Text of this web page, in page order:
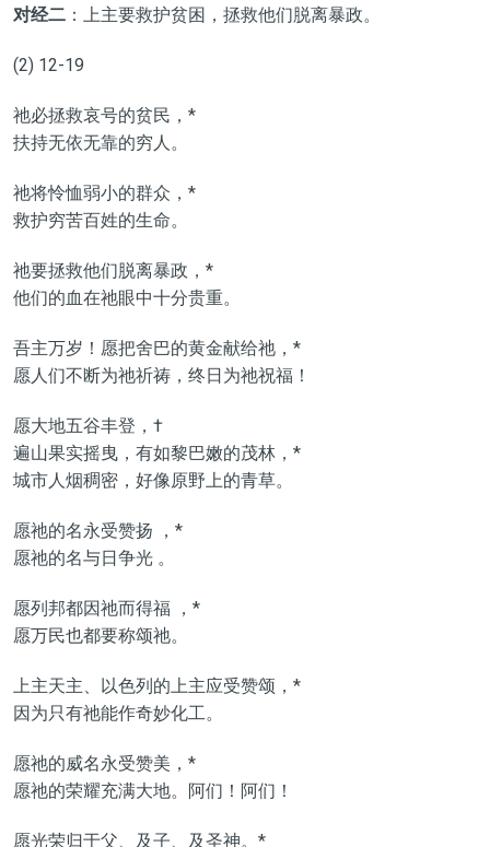
对经二：上主要救护贫困，拯救他们脱离暴政。
(2) 12-19
祂必拯救哀号的贫民，*
扶持无依无靠的穷人。
祂将怜恤弱小的群众，*
救护穷苦百姓的生命。
祂要拯救他们脱离暴政，*
他们的血在祂眼中十分贵重。
吾主万岁！愿把舍巴的黄金献给祂，*
愿人们不断为祂祈祷，终日为祂祝福！
愿大地五谷丰登，†
遍山果实摇曳，有如黎巴嫩的茂林，*
城市人烟稠密，好像原野上的青草。
愿祂的名永受赞扬 ，*
愿祂的名与日争光 。
愿列邦都因祂而得福 ，*
愿万民也都要称颂祂。
上主天主、以色列的上主应受赞颂，*
因为只有祂能作奇妙化工。
愿祂的威名永受赞美，*
愿祂的荣耀充满大地。阿们！阿们！
愿光荣归于父、及子、及圣神。*